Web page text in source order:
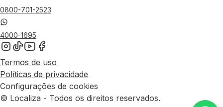
0800-701-2523
4000-1695
Termos de uso
Políticas de privacidade
Configurações de cookies
© Localiza - Todos os direitos reservados.